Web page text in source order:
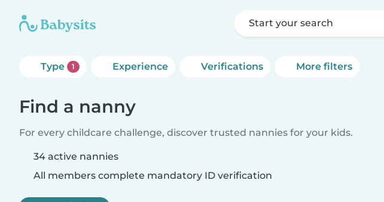
Start your search
Type 1 Experience Verifications More filters
Find a nanny
For every childcare challenge, discover trusted nannies for your kids.
34 active nannies
All members complete mandatory ID verification